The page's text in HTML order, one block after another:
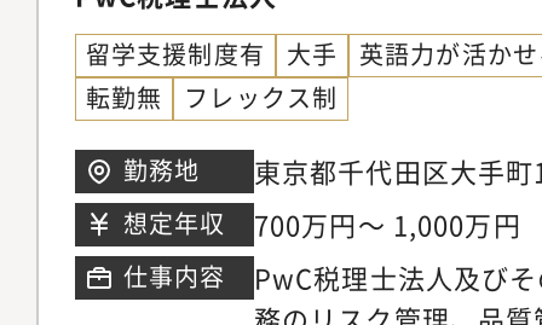
織構成＞・人数：リ
スク管理課6名、派遣
40代が中心・新卒：
応メーカーや衛生管
管理部においては
に渡り業務を担当し
決などプロジェクト
アンスの社内状況の
告・フォローアップ
定、判定、記録の自
会社に対する品質コ
場・オフィス）の計
ローアップ逸脱・不
発防止策の立案・監
留学支援制度有 大手
英語力が活か
転勤無
フレックス制
勤務地 東京都千代田区大手
想定年収 700万円～ 1,000万円
仕事内容
PwC税理士法人及び